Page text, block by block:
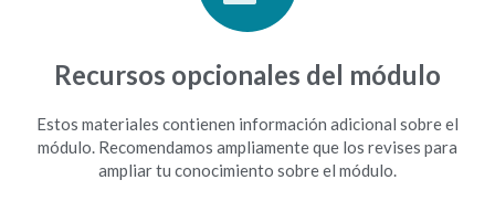
Recursos opcionales del módulo
Estos materiales contienen información adicional sobre el
módulo. Recomendamos ampliamente que los revises para
ampliar tu conocimiento sobre el módulo.